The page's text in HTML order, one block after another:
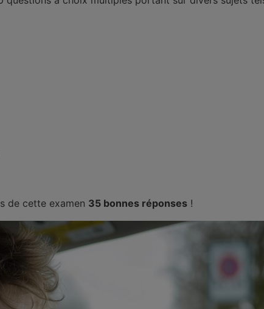
de cette examen 35 bonnes réponses !